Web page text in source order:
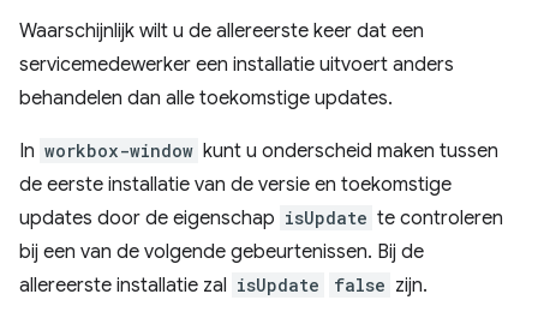
Waarschijnlijk wilt u de allereerste keer dat een
servicemedewerker een installatie uitvoert anders
behandelen dan alle toekomstige updates.
In workbox-window kunt u onderscheid maken tussen
de eerste installatie van de versie en toekomstige
updates door de eigenschap isUpdate te controleren
bij een van de volgende gebeurtenissen. Bij de
allereerste installatie zal isUpdate false zijn.